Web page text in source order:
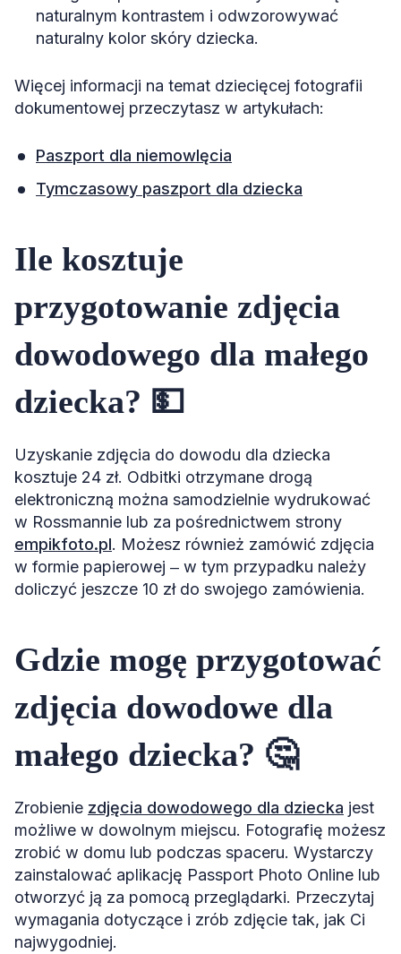
naturalnym kontrastem i odwzorowywać
naturalny kolor skóry dziecka.
Więcej informacji na temat dziecięcej fotografii
dokumentowej przeczytasz w artykułach:
Paszport dla niemowlęcia
Tymczasowy paszport dla dziecka
Ile kosztuje
przygotowanie zdjęcia
dowodowego dla małego
dziecka? 💵
Uzyskanie zdjęcia do dowodu dla dziecka
kosztuje 24 zł. Odbitki otrzymane drogą
elektroniczną można samodzielnie wydrukować
w Rossmannie lub za pośrednictwem strony
empikfoto.pl. Możesz również zamówić zdjęcia
w formie papierowej ‒ w tym przypadku należy
doliczyć jeszcze 10 zł do swojego zamówienia.
Gdzie mogę przygotować
zdjęcia dowodowe dla
małego dziecka? 🤔
Zrobienie zdjęcia dowodowego dla dziecka jest
możliwe w dowolnym miejscu. Fotografię możesz
zrobić w domu lub podczas spaceru. Wystarczy
zainstalować aplikację Passport Photo Online lub
otworzyć ją za pomocą przeglądarki. Przeczytaj
wymagania dotyczące i zrób zdjęcie tak, jak Ci
najwygodniej.